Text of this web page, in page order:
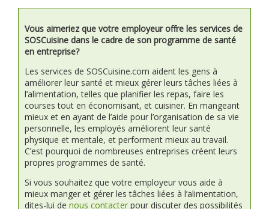
Vous aimeriez que votre employeur offre les services de
SOSCuisine dans le cadre de son programme de santé
en entreprise?
Les services de SOSCuisine.com aident les gens à
améliorer leur santé et mieux gérer leurs tâches liées à
l’alimentation, telles que planifier les repas, faire les
courses tout en économisant, et cuisiner. En mangeant
mieux et en ayant de l’aide pour l’organisation de sa vie
personnelle, les employés améliorent leur santé
physique et mentale, et performent mieux au travail.
C’est pourquoi de nombreuses entreprises créent leurs
propres programmes de santé.
Si vous souhaitez que votre employeur vous aide à
mieux manger et gérer les tâches liées à l’alimentation,
dites-lui de nous contacter pour discuter des possibilités